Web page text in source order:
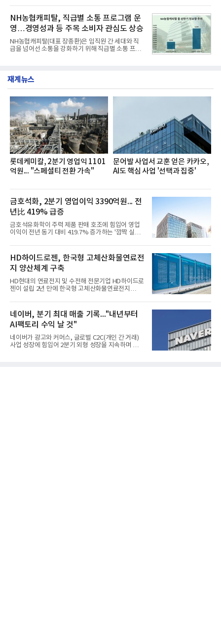
넘
혔다.‘동대문식 닭한마리 칼국수’는 예상을 뛰어넘는
소비자 호응에 힘입어 지난 7월 13일 첫 선을 보인 지
단 18일 만에 누적 판매량 50만 개를 돌파하는 성과를
거두었다.이번 신제품은 개발진이 전국의 닭한마리
전문점을 직접 찾아 다니며 최적의 육수 비율을 완성
했다. 자극적이지 않으면서도 깊은 닭육수에 마늘의
개운한 풍미를 더했으며, 국물이 잘 배어들면서도 쫄
서도
NH농협캐피탈, 직급별 소통 프로그램 운
영…경영성과 등 주목 소비자 관심도 상승
NH농협캐피탈(대표 장종환)은 임직원 간 세대와 직
급을 넘어선 소통을 강화하기 위해 직급별 소통 프로
영지원부 홍보팀과 2026년 새로이(e)＊가 공동 주관
쳐 진행됐다.참고로 새로이(e)는 NH농협캐피탈 MZ
세대들로(과장~계장) 구성된 자율 참여조직으로, 조
직문화 혁신과 업무 효율성 향상을 위한 다양한 활동
을 추진하며,새로운 변화와 이로운 영향력을 조직전
반에 전파하는 역할
재계뉴스
롯데케미칼, 2분기 영업익 1101
억원... "스페셜티 전환 가속"
문어발 사업서 교훈 얻은 카카오,
AI도 핵심 사업 '선택과 집중'
금호석화, 2분기 영업이익 3390억원... 전
년比 419% 급증
금호석유화학이 주력 제품 판매 호조에 힘입어 영업
이익이 전년 동기 대비 419.7% 증가하는 '깜짝 실
업이익이 3390억원으로 지난해 동기보다 419.7% 증
가한 것으로 잠정 집계됐다고 7일 공시했다.매출은 2
조2682억원으로 지난해 동기 대비 27.9% 증가했다.
순이익은 3004억원으로 420.4% 늘었다.이번 호실적
은 주력 제품인 NB라텍스와 합성수지 판매 호조가 견
인한 것으로 풀이된다. 미국의 중국산 의료용 고무장
갑 관세 인상 이후 동남아 장갑업체의 가동률이 높아
성이 개선됐다.금호석유
HD하이드로젠, 한국형 고체산화물연료전
지 양산체계 구축
HD현대의 연료전지 및 수전해 전문기업 HD하이드로
젠이 설립 2년 만에 한국형 고체산화물연료전지
본격적인 시장 공략에 나선다.HD하이드로젠은 최근
한국전기안전공사(KESCO)로부터 SOFC 발전설비
‘HD250’과 ‘HD300’, 제조시설에 대한 사용전검사를
완료하고 제품 양산체계 구축했다고 밝혔다.HD250
과 HD300은 각각 249kW급과 285kW급의 중소형 발
전용 SOFC 제품이다. 이번 검사를 통해 HD하이드로
젠은 제품과 제조시설의 전기설비 안전성과 적합성을
네이버, 분기 최대 매출 기록..."내년부터
AI팩토리 수익 날 것"
네이버가 광고와 커머스, 글로벌 C2C(개인 간 거래)
사업 성장에 힘입어 2분기 외형 성장을 지속하며 역대